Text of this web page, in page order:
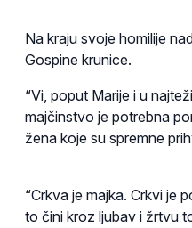
Na kraju svoje homilije
Gospine krunice.
“Vi, poput Marije i u
majčinstvo je potrebna
žena koje su spremne
“Crkva je majka. Crkvi je
to čini kroz ljubav i žrtvu